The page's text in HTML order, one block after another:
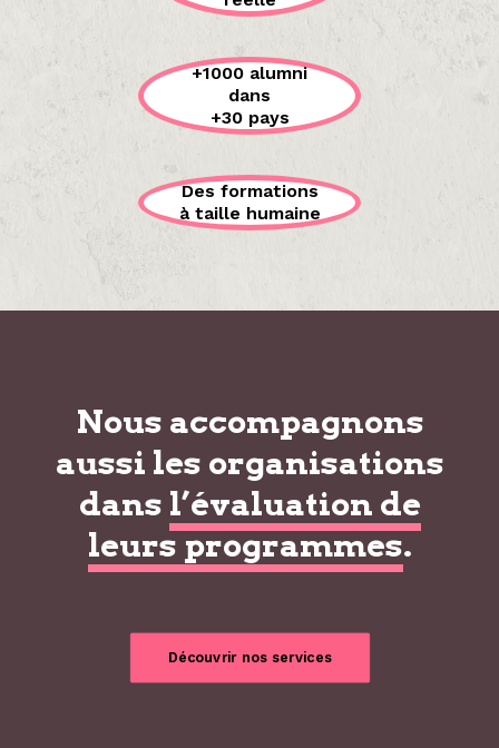
+1000 alumni
dans
+30 pays
Des formations
à taille humaine
Nous accompagnons
aussi les organisations
dans l’évaluation de
leurs programmes.
Découvrir nos services